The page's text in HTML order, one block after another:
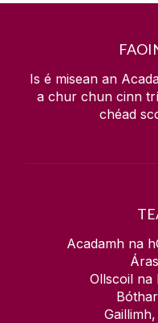
Is é misean an
a chur chun cinn
chéad
Acadamh na
Ollscoil na